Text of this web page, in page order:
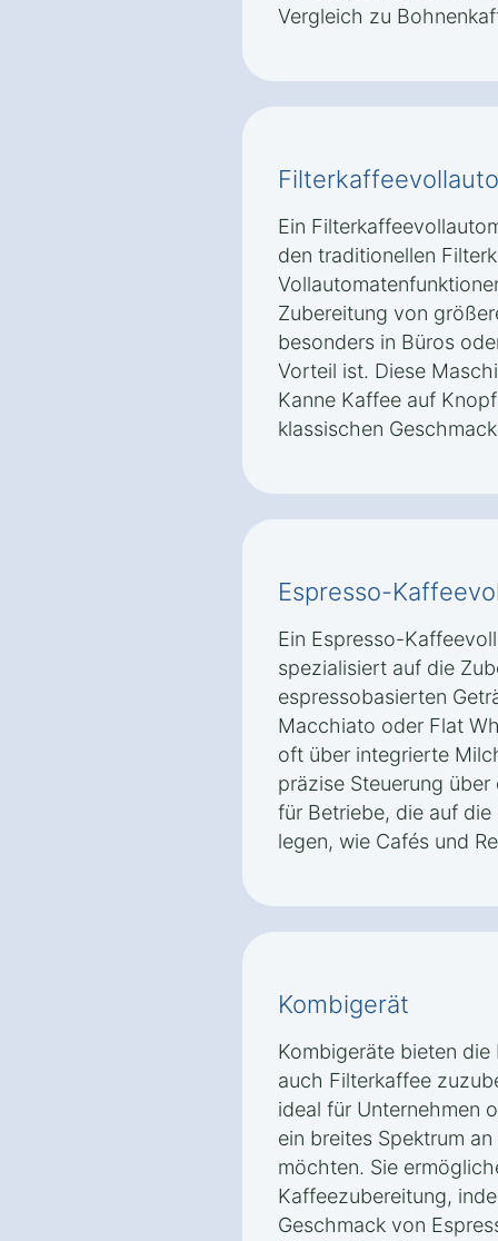
Vergleich zu
Ein
den traditionellen
Zubereitung von
besonders in Büros
Vorteil ist. Diese
Kanne Kaffee auf
klassischen
Espresso-
Ein Espresso-
spezialisiert auf die
espressobasierten
Macchiato oder Flat
oft über integrierte
präzise Steuerung
für Betriebe, die auf
legen, wie Cafés und
Kombigerät
Kombigeräte bieten
auch Filterkaffee
ideal für Unternehmen
ein breites Spektrum
möchten. Sie
Kaffeezubereitung,
Geschmack von